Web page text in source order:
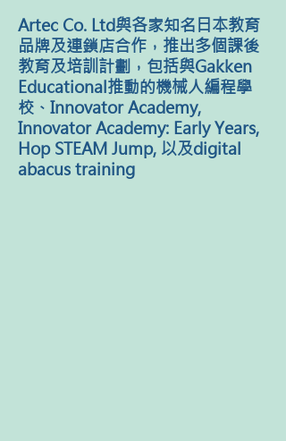
Artec Co. Ltd與各家知名日本教育
品牌及連鎖店合作，推出多個課後
教育及培訓計劃，包括與Gakken
Educational推動的機械人編程學
校、Innovator Academy,
Innovator Academy: Early Years,
Hop STEAM Jump, 以及digital
abacus training